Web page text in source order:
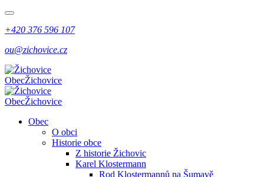
+420 376 596 107
ou@zichovice.cz
ObecŽichovice
ObecŽichovice
Obec
O obci
Historie obce
Z historie Žichovic
Karel Klostermann
Rod Klostermannů na Šumavě